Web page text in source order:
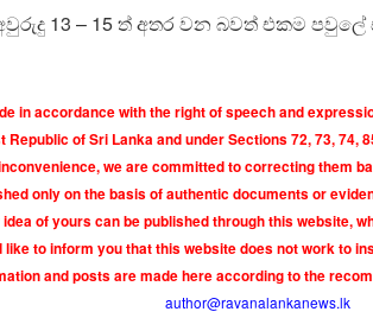
13 – 15 ත් අතර වන බවත් එකම
in accordance with the right of speech and
of Sri Lanka and under Sections 72, 73, 74,
we are committed to correcting them
only on the basis of authentic documents or
of yours can be published through this website,
like to inform you that this website does not work to
and posts are made here according to the
author@ravanalankanews.lk